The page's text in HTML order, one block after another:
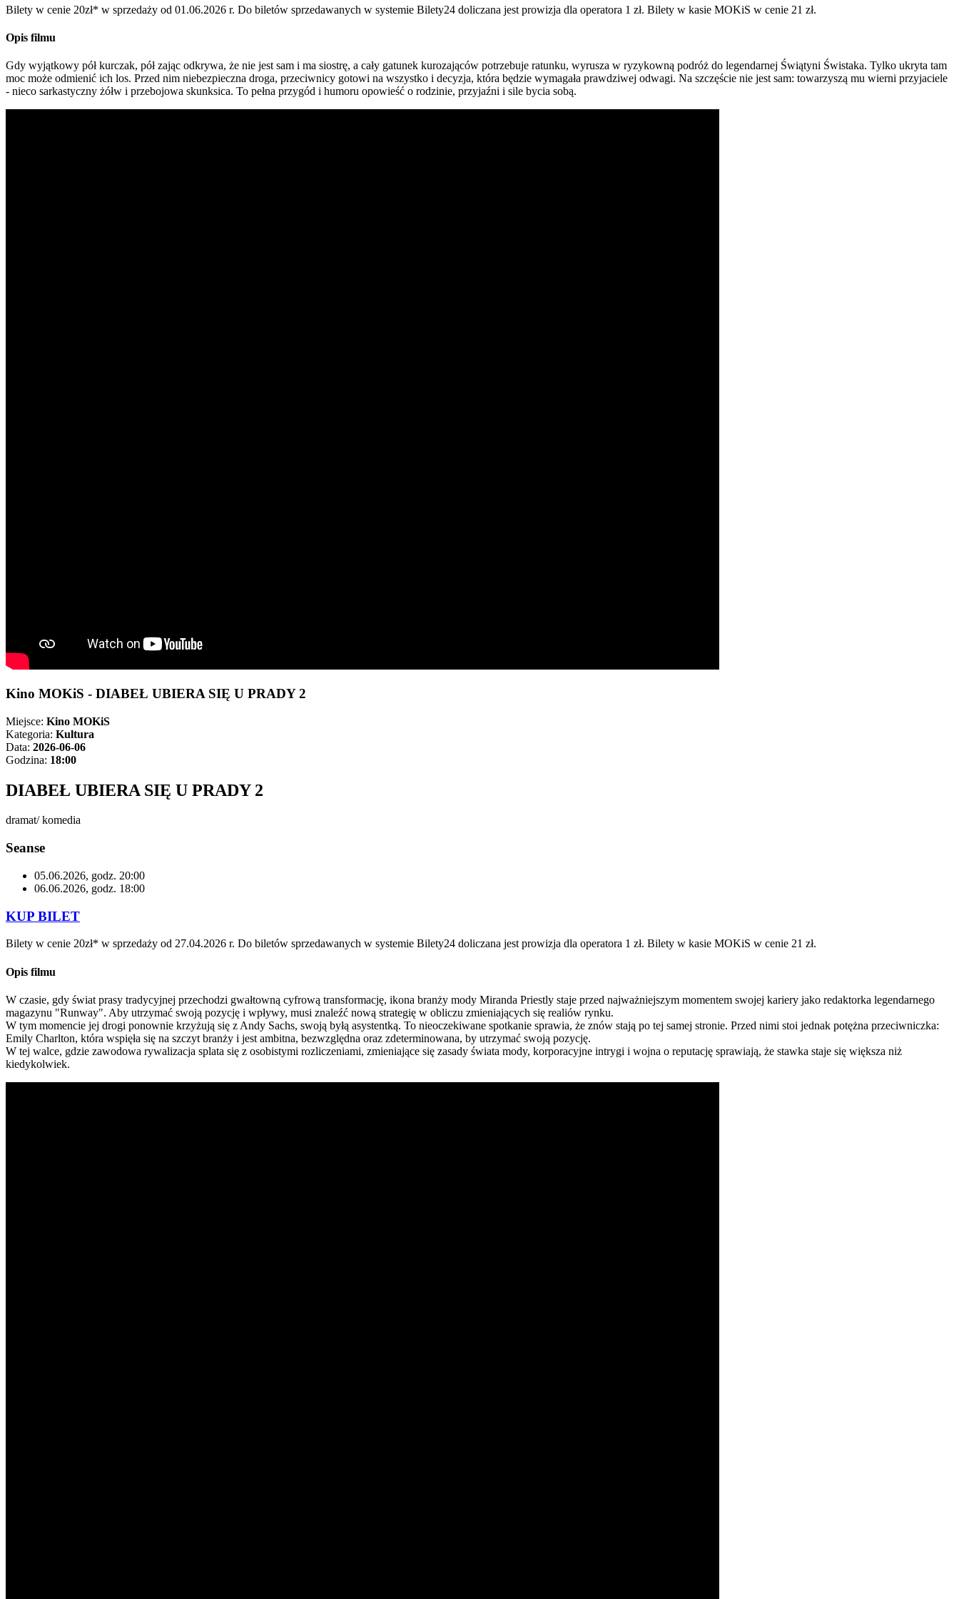
Bilety w cenie 20zł* w sprzedaży od 01.06.2026 r. Do biletów sprzedawanych w systemie Bilety24 doliczana jest prowizja dla operatora 1 zł. Bilety w kasie MOKiS w cenie 21 zł.
Opis filmu
Gdy wyjątkowy pół kurczak, pół zając odkrywa, że nie jest sam i ma siostrę, a cały gatunek kurozająców potrzebuje ratunku, wyrusza w ryzykowną podróż do legendarnej Świątyni Świstaka. Tylko ukryta tam
moc może odmienić ich los. Przed nim niebezpieczna droga, przeciwnicy gotowi na wszystko i decyzja, która będzie wymagała prawdziwej odwagi. Na szczęście nie jest sam: towarzyszą mu wierni przyjaciele
- nieco sarkastyczny żółw i przebojowa skunksica. To pełna przygód i humoru opowieść o rodzinie, przyjaźni i sile bycia sobą.
Kino MOKiS - DIABEŁ UBIERA SIĘ U PRADY 2
Miejsce: Kino MOKiS
Kategoria: Kultura
Data: 2026-06-06
Godzina: 18:00
DIABEŁ UBIERA SIĘ U PRADY 2
dramat/ komedia
Seanse
05.06.2026, godz. 20:00
06.06.2026, godz. 18:00
KUP BILET
Bilety w cenie 20zł* w sprzedaży od 27.04.2026 r. Do biletów sprzedawanych w systemie Bilety24 doliczana jest prowizja dla operatora 1 zł. Bilety w kasie MOKiS w cenie 21 zł.
Opis filmu
W czasie, gdy świat prasy tradycyjnej przechodzi gwałtowną cyfrową transformację, ikona branży mody Miranda Priestly staje przed najważniejszym momentem swojej kariery jako redaktorka legendarnego
magazynu "Runway". Aby utrzymać swoją pozycję i wpływy, musi znaleźć nową strategię w obliczu zmieniających się realiów rynku.
W tym momencie jej drogi ponownie krzyżują się z Andy Sachs, swoją byłą asystentką. To nieoczekiwane spotkanie sprawia, że znów stają po tej samej stronie. Przed nimi stoi jednak potężna przeciwniczka:
Emily Charlton, która wspięła się na szczyt branży i jest ambitna, bezwzględna oraz zdeterminowana, by utrzymać swoją pozycję.
W tej walce, gdzie zawodowa rywalizacja splata się z osobistymi rozliczeniami, zmieniające się zasady świata mody, korporacyjne intrygi i wojna o reputację sprawiają, że stawka staje się większa niż
kiedykolwiek.